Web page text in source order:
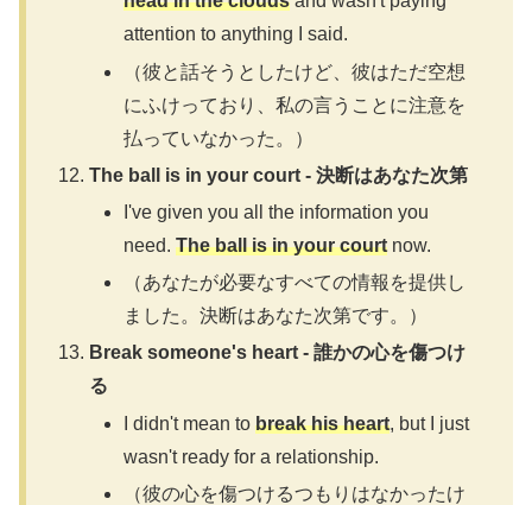
attention to anything I said.
（彼と話そうとしたけど、彼はただ空想
にふけっており、私の言うことに注意を
払っていなかった。）
The ball is in your court - 決断はあなた次第
I've given you all the information you
need.The ball is in your court now.
（あなたが必要なすべての情報を提供し
ました。決断はあなた次第です。）
Break someone's heart - 誰かの心を傷つけ
る
I didn't mean tobreak his heart, but I just
wasn't ready for a relationship.
（彼の心を傷つけるつもりはなかったけ